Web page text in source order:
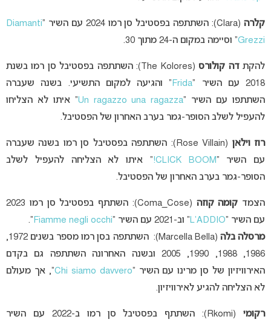
קלרה(Clara): השתתפה בפסטיבל סן רמו 2024 עם השיר “
Diamanti
Grezzi” וסיימה במקום ה-24 מתוך 30.
להקתדה קולורס
(The Kolores): השתתפה בפסטיבל סן רמו בשנת
2018 עם השיר “
Frida ” והגיעה למקום התשיעי. בשנה שעברה
השתתפו עם השיר “Un ragazzo una ragazza” איתו לא הצליחו
להעפיל לשלב הסופר-גמר בערב האחרון של הפסטיבל.
רוז וילאן
(Rose Villain): השתתפה בפסטיבל סן רמו בשנה שעברה
עם השיר “CLICK BOOM! ” איתו לא הצליחה להעפיל לשלב
הסופר-גמר בערב האחרון של הפסטיבל.
הצמד קומה קוזה
(Coma_Cose): השתתף בפסטיבל סן רמו 2023
עם השיר “L’ADDIO” וב-2021 עם השיר “ Fiamme negli occhi
“.
מרסלה בלה
(Marcella Bella): השתתפה בסן רמו מספר בשנים 1972,
1986, 1988, 1990, 2005 ובשנה האחרונה השתתפה גם בקדם
האירוויזיון של סן מרינו עם השיר “Chi siamo davvero“, אך מעולם
לא הצליחה להגיע לאירוויזיון.
רקומי
(Rkomi): השתתף בפסטיבל סן רמו ב-2022 עם השיר